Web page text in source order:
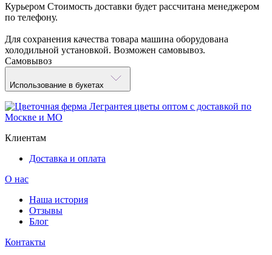
Курьером Стоимость доставки будет рассчитана менеджером
по телефону.
Для сохранения качества товара машина оборудована
холодильной установкой. Возможен самовывоз.
Самовывоз
Использование в букетах
Клиентам
Доставка и оплата
О нас
Наша история
Отзывы
Блог
Контакты